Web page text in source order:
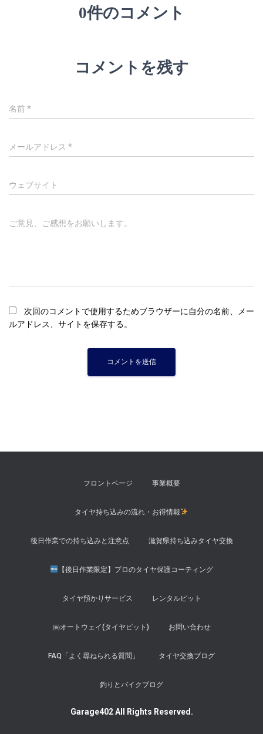
0件のコメント
コメントを残す
名前*
メールアドレス *
ウェブサイト
ご意見、ご感想をお願いします。
次回のコメントで使用するためブラウザーに自分の名前、メー
ルアドレス、サイトを保存する。
フロントページ 事業概要
タイヤ持ち込みの流れ・お得情報
後日作業での持ち込みと注意点 滋賀県持ち込みタイヤ交換
【後日作業限定】プロのタイヤ保護コーティング
タイヤ預かりサービス レンタルピット
㈱オートウェイ(タイヤピット) お問い合わせ
FAQ「よく尋ねられる質問」 タイヤ交換ブログ
釣りとバイクブログ
Garage402 All Rights Reserved.